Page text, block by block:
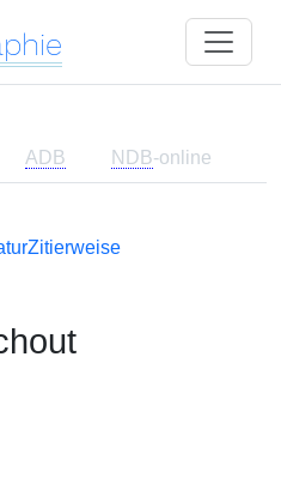
ADB NDB-online
Zitierweise